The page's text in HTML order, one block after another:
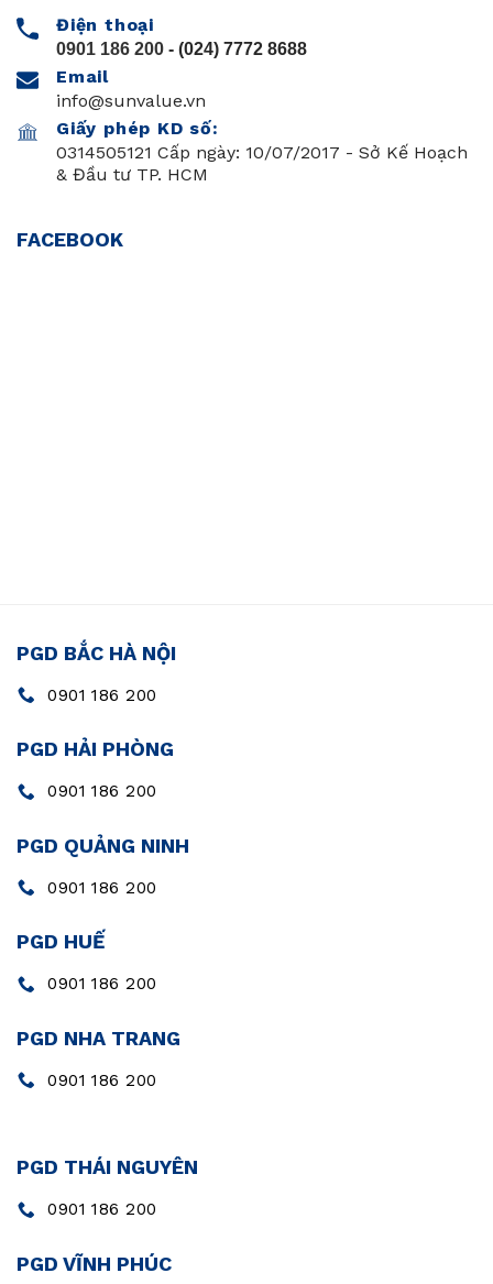
Điện thoại
0901 186 200 - (024) 7772 8688
Email
info@sunvalue.vn
Giấy phép KD số:
0314505121 Cấp ngày: 10/07/2017 - Sở Kế Hoạch
& Đầu tư TP. HCM
FACEBOOK
PGD BẮC HÀ NỘI
0901 186 200
PGD HẢI PHÒNG
0901 186 200
PGD QUẢNG NINH
0901 186 200
PGD HUẾ
0901 186 200
PGD NHA TRANG
0901 186 200
PGD THÁI NGUYÊN
0901 186 200
PGD VĨNH PHÚC